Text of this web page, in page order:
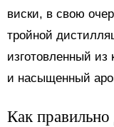
виски, в свою
тройной
изготовленный из
и насыщенный
Как правильно